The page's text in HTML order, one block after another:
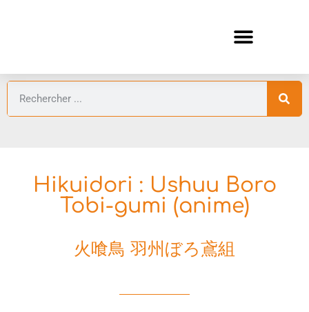
Hikuidori : Ushuu Boro
Tobi-gumi (anime)
火喰鳥 羽州ぼろ鳶組